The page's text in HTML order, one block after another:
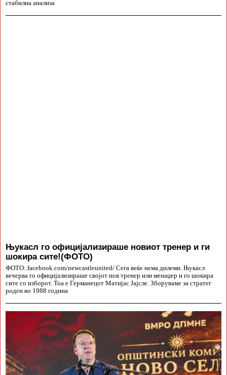
стабилна анализа
Њукасл го официјализираше новиот тренер и ги
шокира сите!(ФОТО)
ФОТО:.facebook.com/newcastleunited/ Сега веќе нема дилеми. Њукасл
вечерва го официјализираше својот нов тренер или менаџер и го шокира
сите со изборот. Тоа е Германецот Матијас Јајсле. Зборуваме за стратег
роден во 1988 година